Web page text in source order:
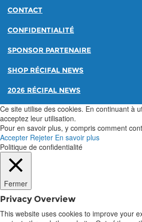
CONTACT
CONFIDENTIALITÉ
SPONSOR PARTENAIRE
SHOP RÉCIFAL NEWS
2026 RÉCIFAL NEWS
Ce site utilise des cookies. En continuant à
acceptez leur utilisation.
Pour en savoir plus, y compris comment
Accepter Rejeter En savoir plus
Politique de confidentialité
Fermer
Privacy Overview
This website uses cookies to improve your